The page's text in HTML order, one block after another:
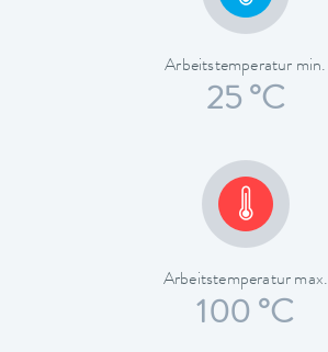
Arbeitstemperatur min.
25 °C
Arbeitstemperatur max.
100 °C